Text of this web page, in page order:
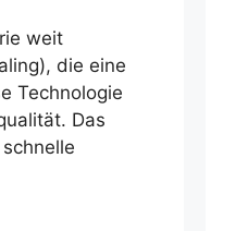
weit
die eine
Technologie
Das